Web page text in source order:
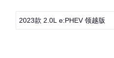
2023款 2.0L e:PHEV 领越版